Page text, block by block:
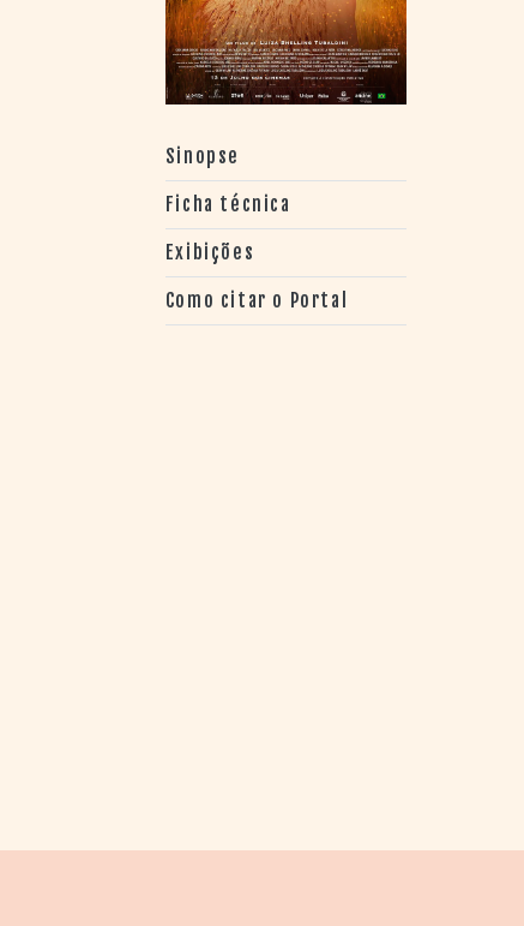
> DISCOGRAFIAS
> BIBLIOGRAFIAS
CONTATO E
Sinopse
Ficha técnica
Exibições
Como citar o Portal